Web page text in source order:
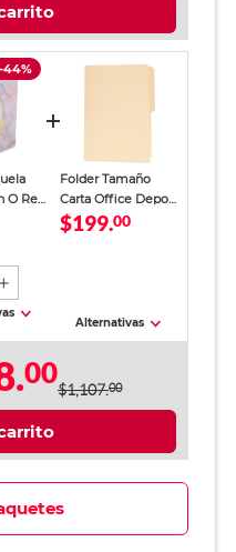
-44%
O Red
Folder Tamaño
Carta Office Depot
Manila 100 piezas
$199.00
Alternativas
00$1,107.00